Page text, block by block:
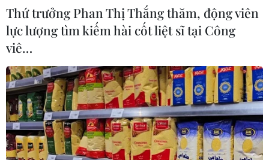
Thứ trưởng Phan Thị Thắng thăm, động viên
lực lượng tìm kiếm hài cốt liệt sĩ tại Công
viê…